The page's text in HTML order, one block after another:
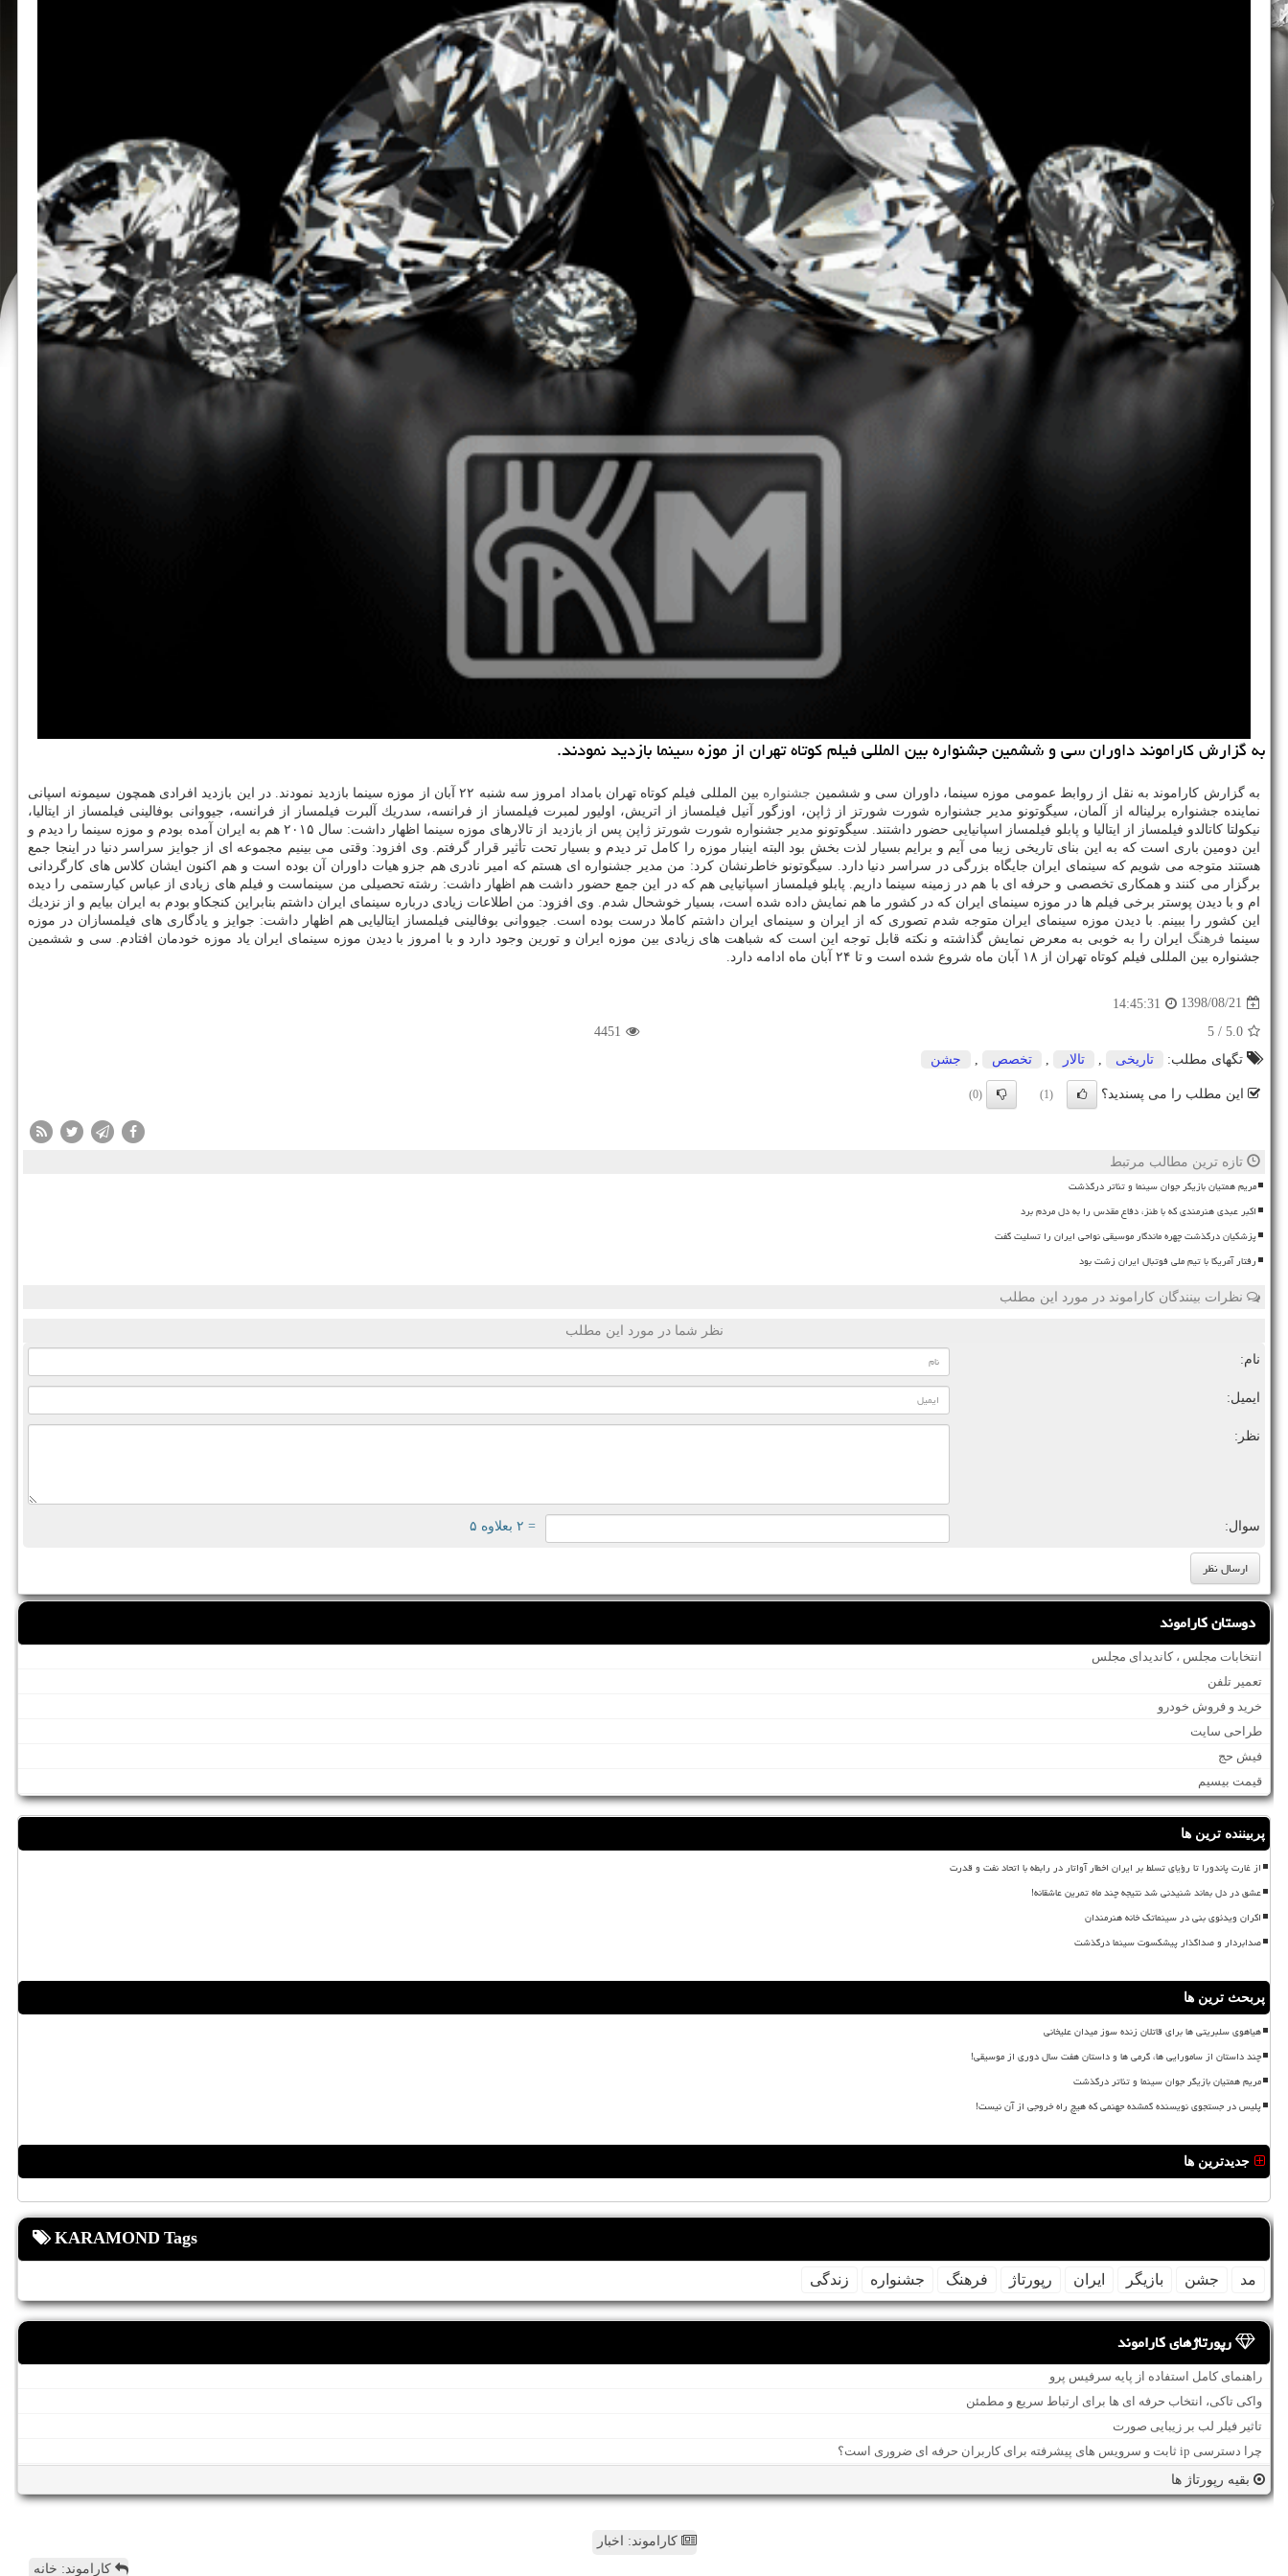
به گزارش كاراموند داوران سی و ششمین جشنواره بین المللی فیلم كوتاه تهران از موزه سینما بازدید نمودند.
به گزارش كاراموند به نقل از روابط عمومی موزه سینما، داوران سی و ششمین جشنواره
بین المللی فیلم كوتاه تهران بامداد امروز سه شنبه ۲۲ آبان از موزه سینما بازدید نمودند. در این بازدید افرادی همچون سیمونه اسپانی
نماینده جشنواره برلیناله از آلمان، سیگوتونو مدیر جشنواره شورت شورتز از ژاپن، اوزگور آنیل فیلمساز از اتریش، اولیور لمبرت فیلمساز از فرانسه، سدریك آلبرت فیلمساز از فرانسه، جیووانی بوفالینی فیلمساز از ایتالیا،
نیكولتا كاتالدو فیلمساز از ایتالیا و پابلو فیلمساز اسپانیایی حضور داشتند. سیگوتونو مدیر جشنواره شورت شورتز ژاپن پس از بازدید از تالارهای موزه سینما اظهار داشت: سال ۲۰۱۵ هم به ایران آمده بودم و موزه سینما را دیدم و
این دومین باری است كه به این بنای تاریخی زیبا می آیم و برایم بسیار لذت بخش بود البته اینبار موزه را كامل تر دیدم و بسیار تحت تأثیر قرار گرفتم. وی افزود: وقتی می بینیم مجموعه ای از جوایز سراسر دنیا در اینجا جمع
هستند متوجه می شویم كه سینمای ایران جایگاه بزرگی در سراسر دنیا دارد. سیگوتونو خاطرنشان كرد: من مدیر جشنواره ای هستم كه امیر نادری هم جزو هیات داوران آن بوده است و هم اكنون ایشان كلاس های كارگردانی
برگزار می كنند و همكاری تخصصی و حرفه ای با هم در زمینه سینما داریم. پابلو فیلمساز اسپانیایی هم كه در این جمع حضور داشت هم اظهار داشت: رشته تحصیلی من سینماست و فیلم های زیادی از عباس كیارستمی را دیده
ام و با دیدن پوستر برخی فیلم ها در موزه سینمای ایران كه در كشور ما هم نمایش داده شده است، بسیار خوشحال شدم. وی افزود: من اطلاعات زیادی درباره سینمای ایران داشتم بنابراین كنجكاو بودم به ایران بیایم و از نزدیك
این كشور را ببینم. با دیدن موزه سینمای ایران متوجه شدم تصوری كه از ایران و سینمای ایران داشتم كاملا درست بوده است. جیووانی بوفالینی فیلمساز ایتالیایی هم اظهار داشت: جوایز و یادگاری های فیلمسازان در موزه
سینما فرهنگ ایران را به خوبی به معرض نمایش گذاشته و نكته قابل توجه این است كه شباهت های زیادی بین موزه ایران و تورین وجود دارد و با امروز با دیدن موزه سینمای ایران یاد موزه خودمان افتادم. سی و ششمین
جشنواره بین المللی فیلم كوتاه تهران از ۱۸ آبان ماه شروع شده است و تا ۲۴ آبان ماه ادامه دارد.
1398/08/21
14:45:31
5.0
/ 5
4451
تگهای مطلب:
تاریخی تالار تخصص جشن
این مطلب را می پسندید؟ (1)
(0)
تازه ترین مطالب مرتبط
مریم همتیان بازیگر جوان سینما و تئاتر درگذشت
اکبر عبدی هنرمندی که با طنز، دفاع مقدس را به دل مردم برد
پزشکیان درگذشت چهره ماندگار موسیقی نواحی ایران را تسلیت گفت
رفتار آمریکا با تیم ملی فوتبال ایران زشت بود
نظرات بینندگان کاراموند در مورد این مطلب
نظر شما در مورد این مطلب
نام:
ایمیل:
نظر:
سوال: = ۲ بعلاوه ۵
دوستان کاراموند
انتخابات مجلس ، کاندیدای مجلس
تعمیر تلفن
خرید و فروش خودرو
طراحی سایت
فیش حج
قیمت بیسیم
پربیننده ترین ها
از غارت پاندورا تا رؤیای تسلط بر ایران اخطار آواتار در رابطه با اتحاد نفت و قدرت
عشق در دل بماند شنیدنی شد نتیجه چند ماه تمرین عاشقانه!
اکران ویدئوی بنی در سینماتک خانه هنرمندان
صدابردار و صداگذار پیشکسوت سینما درگذشت
پربحث ترین ها
هیاهوی سلبریتی ها برای قاتلان زنده سوز میدان علیخانی
چند داستان از سامورایی ها، گرمی ها و داستان هفت سال دوری از موسیقی!
مریم همتیان بازیگر جوان سینما و تئاتر درگذشت
پلیس در جستجوی نویسنده گمشده جهنمی که هیچ راه خروجی از آن نیست!
جدیدترین ها
KARAMOND Tags
مد جشن بازیگر ایران رپورتاژ فرهنگ جشنواره زندگی
رپورتاژهای کاراموند
راهنمای کامل استفاده از پایه سرفیس پرو
واکی تاکی، انتخاب حرفه ای ها برای ارتباط سریع و مطمئن
تاثیر فیلر لب بر زیبایی صورت
چرا دسترسی ip ثابت و سرویس های پیشرفته برای کاربران حرفه ای ضروری است؟
بقیه رپورتاژ ها
کاراموند: اخبار
کاراموند: خانه